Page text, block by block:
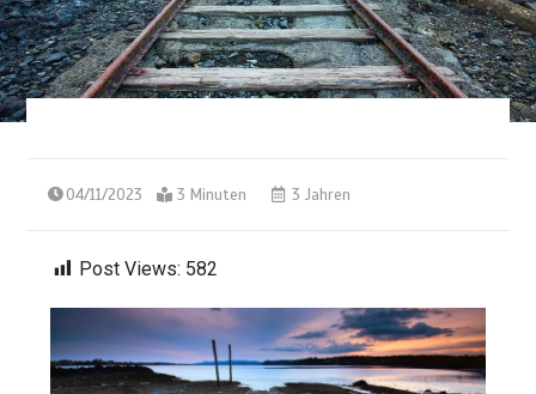
04/11/2023 3 Minuten 3 Jahren
Post Views: 582